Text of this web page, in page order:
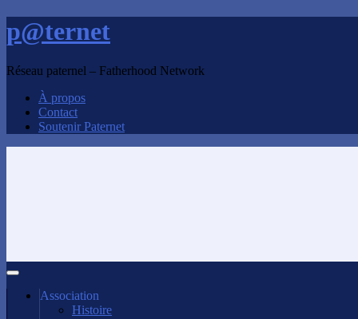
p@ternet
Réseau paternel – Fatherhood Network
À propos
Contact
Soutenir Paternet
Association
Histoire